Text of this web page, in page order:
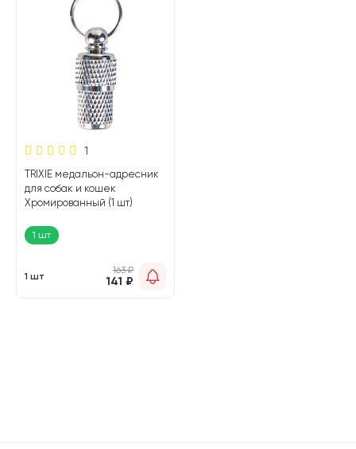
1
TRIXIE медальон-адресник
для собак и кошек
Хромированный (1 шт)
1 шт
1 шт
163₽
141 ₽